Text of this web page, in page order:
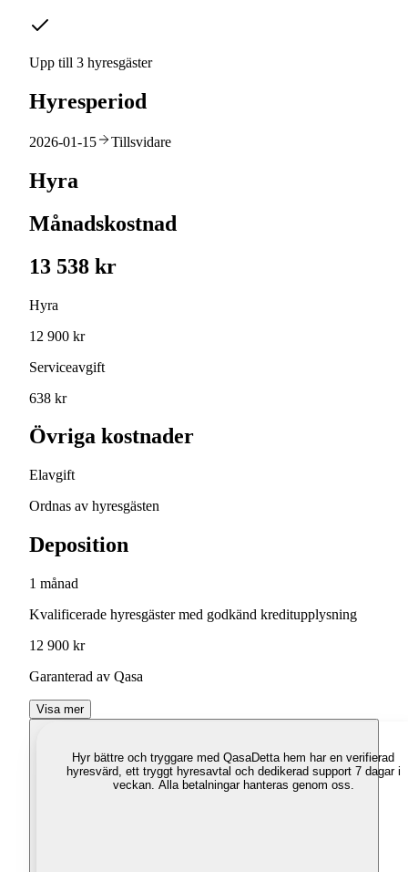
Upp till 3 hyresgäster
Hyresperiod
2026-01-15 Tillsvidare
Hyra
Månadskostnad
13 538 kr
Hyra
12 900 kr
Serviceavgift
638 kr
Övriga kostnader
Elavgift
Ordnas av hyresgästen
Deposition
1 månad
Kvalificerade hyresgäster med godkänd kreditupplysning
12 900 kr
Garanterad av Qasa
Visa mer
Hyr bättre och tryggare med QasaDetta hem har en verifierad
hyresvärd, ett tryggt hyresavtal och dedikerad support 7 dagar i
veckan. Alla betalningar hanteras genom oss.